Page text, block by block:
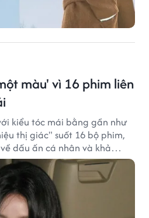
màu' vì 16 phim liên
kiểu tóc mái bằng gần như
thị giác" suốt 16 bộ phim,
dấu ấn cá nhân và khả
ảnh.